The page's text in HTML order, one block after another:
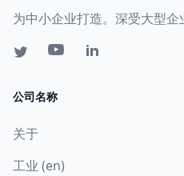
为中小企业打造。深受大型企
公司名称
关于
工业 (en)